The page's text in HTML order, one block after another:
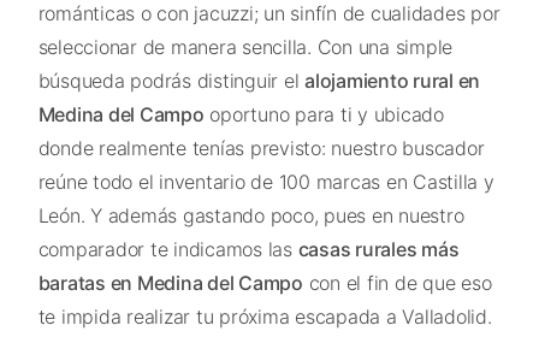
románticas o con jacuzzi; un sinfín de cualidades por
seleccionar de manera sencilla. Con una simple
búsqueda podrás distinguir el alojamiento rural en
Medina del Campo oportuno para ti y ubicado
donde realmente tenías previsto: nuestro buscador
reúne todo el inventario de 100 marcas en Castilla y
León. Y además gastando poco, pues en nuestro
comparador te indicamos las casas rurales más
baratas en Medina del Campo con el fin de que eso
te impida realizar tu próxima escapada a Valladolid.